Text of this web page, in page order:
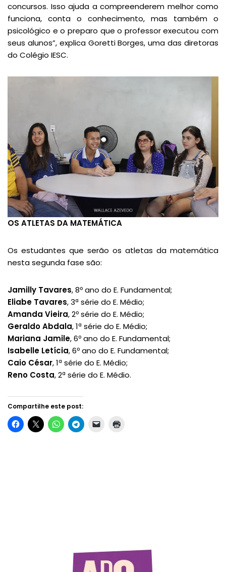
concursos. Isso ajuda a compreenderem melhor como
funciona, conta o conhecimento, mas também o
psicológico e o preparo que o professor executou com
seus alunos”, explica Goretti Borges, uma das diretoras
do Colégio IESC.
OS ATLETAS DA MATEMÁTICA
Os estudantes que serão os atletas da matemática
nesta segunda fase são:
Jamilly Tavares, 8º ano do E. Fundamental;
Eliabe Tavares, 3ª série do E. Médio;
Amanda Vieira, 2º série do E. Médio;
Geraldo Abdala, 1ª série do E. Médio;
Mariana Jamile, 6º ano do E. Fundamental;
Isabelle Letícia, 6º ano do E. Fundamental;
Caio César, 1ª série do E. Médio;
Reno Costa, 2ª série do E. Médio.
Compartilhe este post: